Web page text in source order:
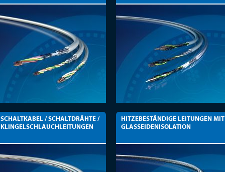
SCHALTKABEL / SCHALTDRÄHTE /
KLINGELSCHLAUCHLEITUNGEN
HITZEBESTÄNDIGE LEITUNGEN MIT
GLASSEIDENISOLATION